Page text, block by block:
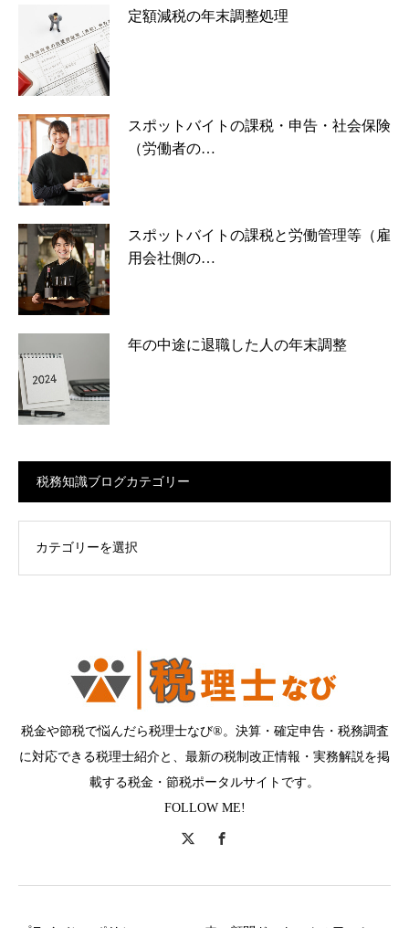
定額減税の年末調整処理
スポットバイトの課税・申告・社会保険
（労働者の…
スポットバイトの課税と労働管理等（雇
用会社側の…
年の中途に退職した人の年末調整
税務知識ブログカテゴリー
税金や節税で悩んだら税理士なび®。決算・確定申告・税務調査
に対応できる税理士紹介と、最新の税制改正情報・実務解説を掲
載する税金・節税ポータルサイトです。
FOLLOW ME!